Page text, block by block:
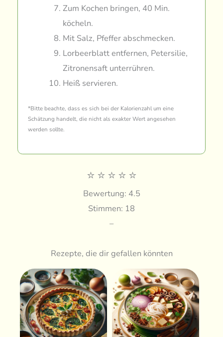
Zum Kochen bringen, 40 Min.
köcheln.
Mit Salz, Pfeffer abschmecken.
Lorbeerblatt entfernen, Petersilie,
Zitronensaft unterrühren.
Heiß servieren.
*Bitte beachte, dass es sich bei der Kalorienzahl um eine
Schätzung handelt, die nicht als exakter Wert angesehen
werden sollte.
⭐ ⭐ ⭐ ⭐ ⭐
Bewertung: 4.5
Stimmen: 18
–
Rezepte, die dir gefallen könnten